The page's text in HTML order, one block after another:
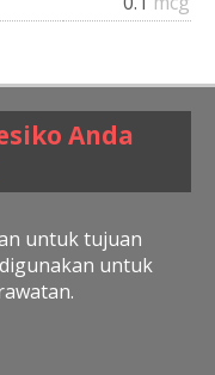
Anda
untuk tujuan
untuk